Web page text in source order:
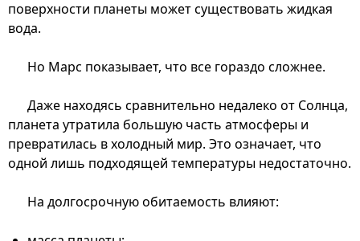
поверхности планеты может существовать жидкая
вода.
Но Марс показывает, что все гораздо сложнее.
Даже находясь сравнительно недалеко от Солнца,
планета утратила большую часть атмосферы и
превратилась в холодный мир. Это означает, что
одной лишь подходящей температуры недостаточно.
На долгосрочную обитаемость влияют: